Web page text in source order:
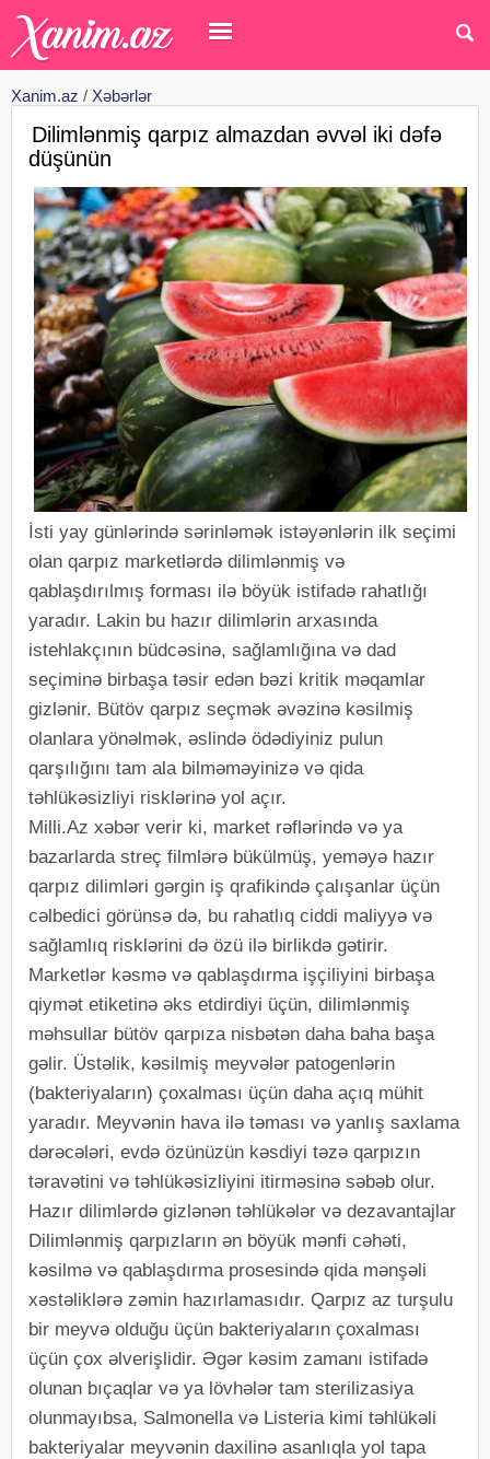
Xanim.az / Xəbərlər
Dilimlənmiş qarpız almazdan əvvəl iki dəfə
düşünün
İsti yay günlərində sərinləmək istəyənlərin ilk seçimi
olan qarpız marketlərdə dilimlənmiş və
qablaşdırılmış forması ilə böyük istifadə rahatlığı
yaradır. Lakin bu hazır dilimlərin arxasında
istehlakçının büdcəsinə, sağlamlığına və dad
seçiminə birbaşa təsir edən bəzi kritik məqamlar
gizlənir. Bütöv qarpız seçmək əvəzinə kəsilmiş
olanlara yönəlmək, əslində ödədiyiniz pulun
qarşılığını tam ala bilməməyinizə və qida
təhlükəsizliyi risklərinə yol açır.
Milli.Az xəbər verir ki, market rəflərində və ya
bazarlarda streç filmlərə bükülmüş, yeməyə hazır
qarpız dilimləri gərgin iş qrafikində çalışanlar üçün
cəlbedici görünsə də, bu rahatlıq ciddi maliyyə və
sağlamlıq risklərini də özü ilə birlikdə gətirir.
Marketlər kəsmə və qablaşdırma işçiliyini birbaşa
qiymət etiketinə əks etdirdiyi üçün, dilimlənmiş
məhsullar bütöv qarpıza nisbətən daha baha başa
gəlir. Üstəlik, kəsilmiş meyvələr patogenlərin
(bakteriyaların) çoxalması üçün daha açıq mühit
yaradır. Meyvənin hava ilə təması və yanlış saxlama
dərəcələri, evdə özünüzün kəsdiyi təzə qarpızın
təravətini və təhlükəsizliyini itirməsinə səbəb olur.
Hazır dilimlərdə gizlənən təhlükələr və dezavantajlar
Dilimlənmiş qarpızların ən böyük mənfi cəhəti,
kəsilmə və qablaşdırma prosesində qida mənşəli
xəstəliklərə zəmin hazırlamasıdır. Qarpız az turşulu
bir meyvə olduğu üçün bakteriyaların çoxalması
üçün çox əlverişlidir. Əgər kəsim zamanı istifadə
olunan bıçaqlar və ya lövhələr tam sterilizasiya
olunmayıbsa, Salmonella və Listeria kimi təhlükəli
bakteriyalar meyvənin daxilinə asanlıqla yol tapa